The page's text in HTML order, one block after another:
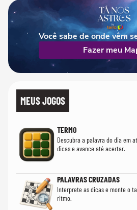
Você sabe de onde vêm
Fazer meu
MEUS JOGOS
TERMO
Descubra a palavra do dia em
dicas e avance até acertar.
PALAVRAS CRUZADAS
Interprete as dicas e monte o
ritmo.